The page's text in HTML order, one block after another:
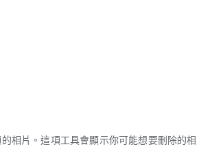
相片。這項工具會顯示你可能想要刪除的相